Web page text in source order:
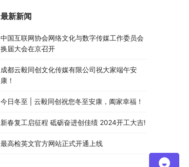
最新新闻
中国互联网协会网络文化与数字传媒工作委员会
换届大会在京召开
成都云毅同创文化传媒有限公司祝大家端午安
康！
今日冬至 | 云毅同创祝您冬至安康，阖家幸福！
新春复工启征程 砥砺奋进创佳绩 2024开工大吉!
最高检英文官方网站正式开通上线